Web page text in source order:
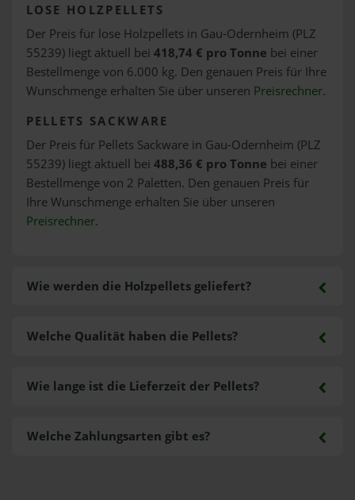
LOSE HOLZPELLETS
Der Preis für lose Holzpellets in Gau-Odernheim (PLZ
55239) liegt aktuell bei 418,74 € pro Tonne bei einer
Bestellmenge von 6.000 kg. Den genauen Preis für Ihre
Wunschmenge erhalten Sie über unseren Preisrechner.
PELLETS SACKWARE
Der Preis für Pellets Sackware in Gau-Odernheim (PLZ
55239) liegt aktuell bei 488,36 € pro Tonne bei einer
Bestellmenge von 2 Paletten. Den genauen Preis für
Ihre Wunschmenge erhalten Sie über unseren
Preisrechner.
Wie werden die Holzpellets geliefert?
Welche Zahlungsarten gibt es?
Welche Qualität haben die Pellets?
Wie lange ist die Lieferzeit der Pellets?